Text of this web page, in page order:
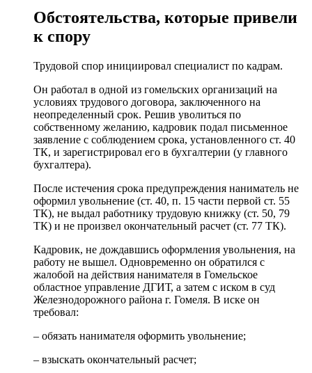
Обстоятельства, которые привели
к спору
Трудовой спор инициировал специалист по кадрам.
Он работал в одной из гомельских организаций на
условиях трудового договора, заключенного на
неопределенный срок. Решив уволиться по
собственному желанию, кадровик подал письменное
заявление с соблюдением срока, установленного ст. 40
ТК, и зарегистрировал его в бухгалтерии (у главного
бухгалтера).
После истечения срока предупреждения наниматель не
оформил увольнение (ст. 40, п. 15 части первой ст. 55
ТК), не выдал работнику трудовую книжку (ст. 50, 79
ТК) и не произвел окончательный расчет (ст. 77 ТК).
Кадровик, не дождавшись оформления увольнения, на
работу не вышел. Одновременно он обратился с
жалобой на действия нанимателя в Гомельское
областное управление ДГИТ, а затем с иском в суд
Железнодорожного района г. Гомеля. В иске он
требовал:
– обязать нанимателя оформить увольнение;
– взыскать окончательный расчет;